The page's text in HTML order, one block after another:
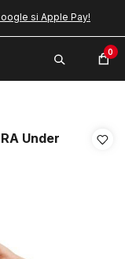
si Apple Pay!
0
Under